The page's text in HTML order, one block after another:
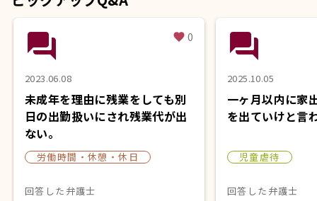
question_answer favorite 0
2023.06.08
未成年を理由に残業をしても別
日の出勤扱いにされ残業代が出
ない。
労働時間・休憩・休日
回答した弁護士
question_answer
2025.10.05
一ヶ月以内に家
を出ていけと言
児童虐待
回答した弁護士